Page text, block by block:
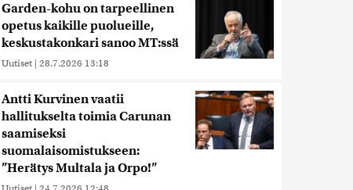
Garden-kohu on tarpeellinen
opetus kaikille puolueille,
keskustakonkari sanoo MT:ssä
Uutiset | 28.7.2026 13:18
Antti Kurvinen vaatii
hallitukselta toimia Carunan
saamiseksi
suomalaisomistukseen:
”Herätys Multala ja Orpo!”